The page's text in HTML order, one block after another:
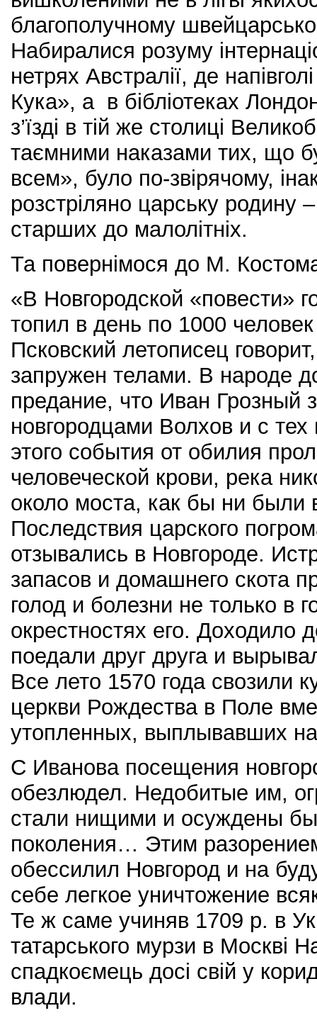
благополучному
Набиралися розуму
нетрях Австралії, де
Кука», а в бібліотеках
з’їзді в тій же столиці
таємними наказами тих, що
всем», було по-звірячому,
розстріляно царську родину
старших до малолітніх.
Та повернімося до М.
«В Новгородской «повести»
топил в день по 1000
Псковский летописец
запружен телами. В народе
предание, что Иван Грозный
новгородцами Волхов и с
этого события от обилия
человеческой крови, река
около моста, как бы ни были
Последствия царского
отзывались в Новгороде.
запасов и домашнего скота
голод и болезни не только в
окрестностях его. Доходило
поедали друг друга и
Все лето 1570 года свозили
церкви Рождества в Поле
утопленных, выплывавших
С Иванова посещения
обезлюдел. Недобитые им,
стали нищими и осуждены
поколения… Этим
обессилил Новгород и на
себе легкое уничтожение
Те ж саме учиняв 1709 р. в
татарського мурзи в Москві
спадкоємець досі свій у
влади.